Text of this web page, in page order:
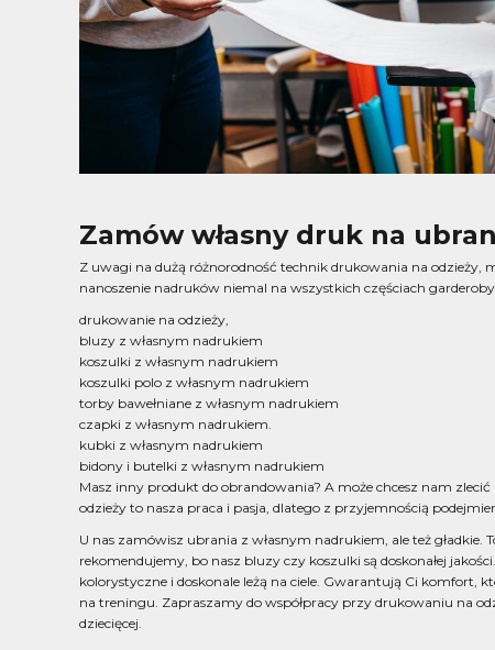
Zamów własny druk na
Z uwagi na dużą różnorodność technik drukowania na odzieży,
nanoszenie nadruków niemal na wszystkich częściach
drukowanie na odzieży,
bluzy z własnym nadrukiem
koszulki z własnym nadrukiem
koszulki polo z własnym nadrukiem
torby bawełniane z własnym nadrukiem
czapki z własnym nadrukiem
kubki z własnym nadrukiem
bidony i butelki z własnym nadrukiem
Masz inny produkt do obrandowania? A może chcesz nam
odzieży to nasza praca i pasja, dlatego z przyjemnością
U nas zamówisz ubrania z własnym nadrukiem, ale też gładkie.
rekomendujemy, bo nasz bluzy czy koszulki są doskonałej
kolorystyczne i doskonale leżą na ciele. Gwarantują Ci komfort,
na treningu. Zapraszamy do współpracy przy drukowaniu na
dziecięcej.